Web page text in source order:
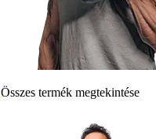
Összes termék megtekintése